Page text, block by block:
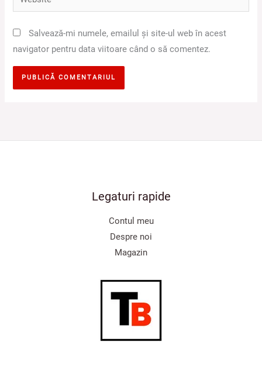
Salvează-mi numele, emailul și site-ul web în acest
navigator pentru data viitoare când o să comentez.
Legaturi rapide
Contul meu
Despre noi
Magazin